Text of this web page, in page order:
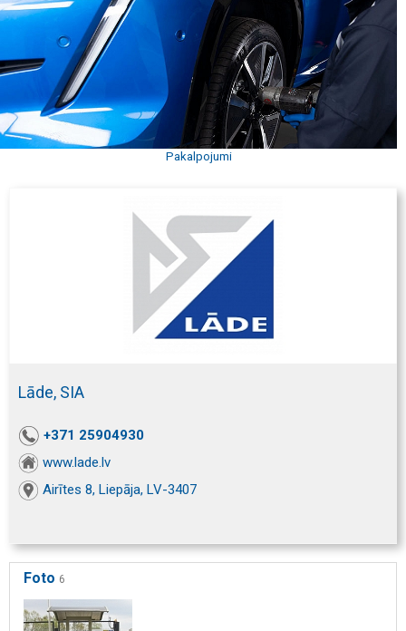
Pakalpojumi
Lāde, SIA
+371 25904930
www.lade.lv
Airītes 8, Liepāja, LV-3407
Foto 6